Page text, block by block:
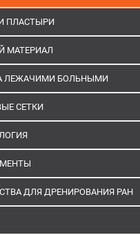
ПЛАСТЫРИ
МАТЕРИАЛ
ЛЕЖАЧИМИ БОЛЬНЫМИ
СЕТКИ
ДЛЯ ДРЕНИРОВАНИЯ РАН